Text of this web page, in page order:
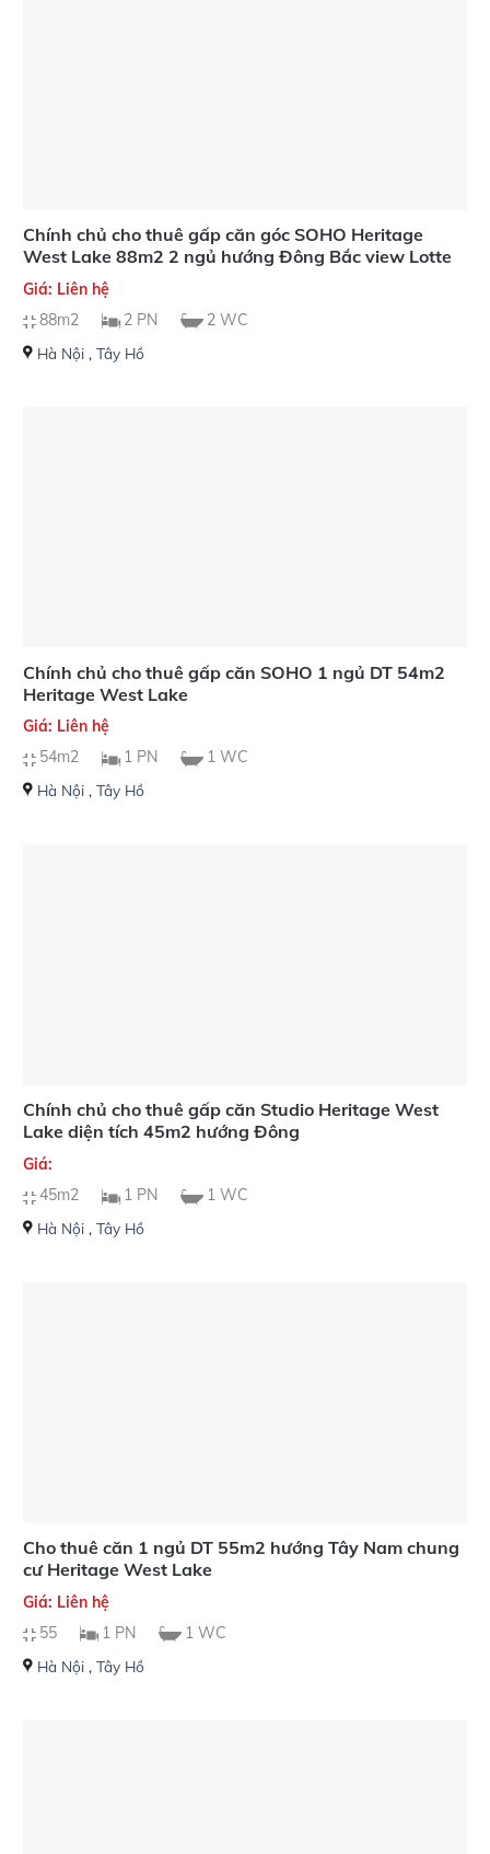
Chính chủ cho thuê gấp căn góc SOHO Heritage
West Lake 88m2 2 ngủ hướng Đông Bắc view Lotte
Giá: Liên hệ
88m2
2 PN 2 WC
Hà Nội, Tây Hồ
Chính chủ cho thuê gấp căn SOHO 1 ngủ DT 54m2
Heritage West Lake
Giá: Liên hệ
54m2
1 PN 1 WC
Hà Nội, Tây Hồ
Chính chủ cho thuê gấp căn Studio Heritage West
Lake diện tích 45m2 hướng Đông
Giá:
45m2
1 PN 1 WC
Hà Nội, Tây Hồ
Cho thuê căn 1 ngủ DT 55m2 hướng Tây Nam chung
cư Heritage West Lake
Giá: Liên hệ
55
1 PN 1 WC
Hà Nội, Tây Hồ